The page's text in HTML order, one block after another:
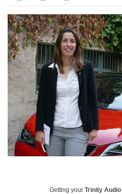
Getting your Trinity Audio